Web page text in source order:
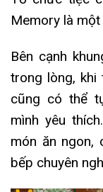
Memory là
Bên cạnh
trong lòng,
cũng có thể
mình yêu
món ăn ngon,
bếp chuyên